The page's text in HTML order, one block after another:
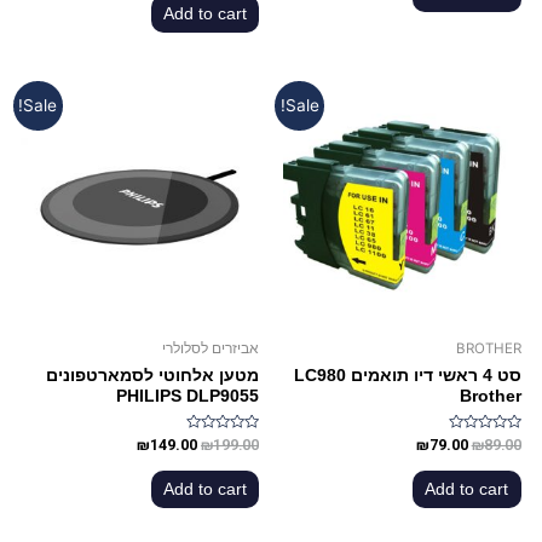
of
5
Add to cart
Sale!
BROTHER
סט 4 ראשי דיו תואמים LC980
Brother
Rated
0
out
of
5
₪89.00
₪79.00
Add to cart
Sale!
אביזרים לסלולרי
מטען אלחוטי לסמארטפונים
PHILIPS DLP9055
Rated
0
out
of
5
₪199.00
₪149.00
Add to cart